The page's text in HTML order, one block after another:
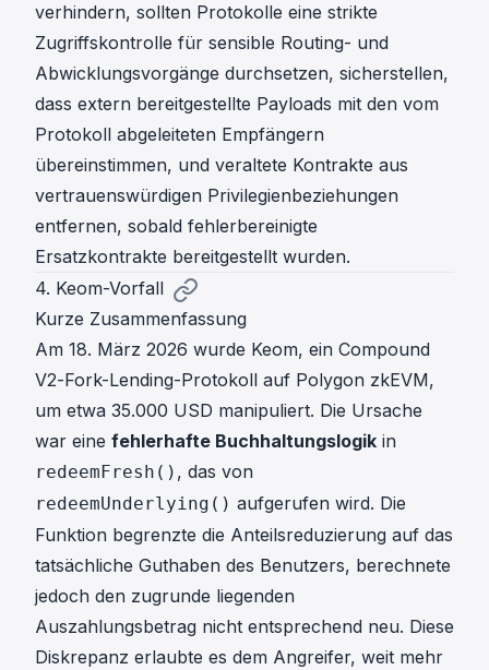
verhindern, sollten Protokolle eine strikte
Zugriffskontrolle für sensible Routing- und
Abwicklungsvorgänge durchsetzen, sicherstellen,
dass extern bereitgestellte Payloads mit den vom
Protokoll abgeleiteten Empfängern
übereinstimmen, und veraltete Kontrakte aus
vertrauenswürdigen Privilegienbeziehungen
entfernen, sobald fehlerbereinigte
Ersatzkontrakte bereitgestellt wurden.
4. Keom-Vorfall
Kurze Zusammenfassung
Am 18. März 2026 wurde Keom, ein Compound
V2-Fork-Lending-Protokoll auf Polygon zkEVM,
um etwa 35.000 USD manipuliert. Die Ursache
war eine fehlerhafte Buchhaltungslogik in
redeemFresh() , das von
redeemUnderlying() aufgerufen wird. Die
Funktion begrenzte die Anteilsreduzierung auf das
tatsächliche Guthaben des Benutzers, berechnete
jedoch den zugrunde liegenden
Auszahlungsbetrag nicht entsprechend neu. Diese
Diskrepanz erlaubte es dem Angreifer, weit mehr